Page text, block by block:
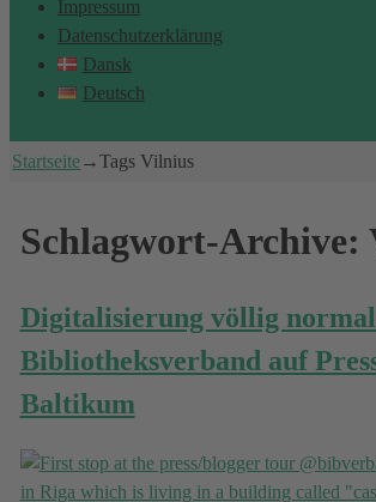
Impressum
Datenschutzerklärung
Dansk
Deutsch
Startseite→TagsVilnius
Schlagwort-Archive:
Digitalisierung völlig
Bibliotheksverband auf
Baltikum